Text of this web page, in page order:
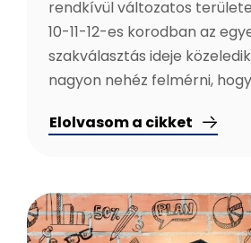
rendkívül változatos
10-11-12-es korodban az
szakválasztás ideje
nagyon nehéz felmérni,
Elolvasom a cikket